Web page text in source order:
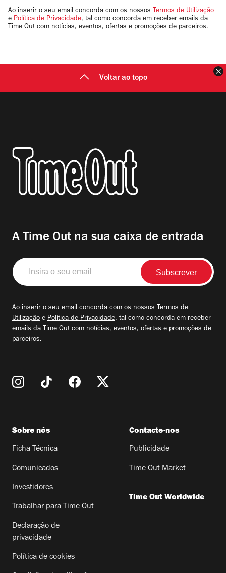
email
Ao inserir o seu email concorda com os nossos Termos de Utilização
e Política de Privacidade, tal como concorda em receber emails da
Time Out com notícias, eventos, ofertas e promoções de parceiros.
Voltar ao topo
A Time Out na sua caixa de entrada
Insira
o
seu
Ao inserir o seu email concorda com os nossos Termos de
Utilização e Política de Privacidade, tal como concorda em receber
emails da Time Out com notícias, eventos, ofertas e promoções de
parceiros.
Sobre nós
Ficha Técnica
Comunicados
Investidores
Trabalhar para Time Out
Declaração de
privacidade
Política de cookies
Contacte-nos
Publicidade
Time Out Market
Time Out Worldwide